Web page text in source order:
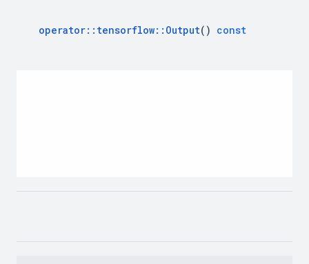
operator:: tensorflow:: Output() const